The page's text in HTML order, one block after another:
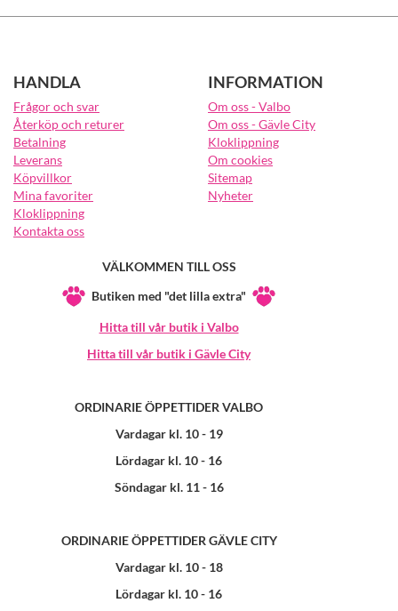
HANDLA
Frågor och svar
Återköp och returer
Betalning
Leverans
Köpvillkor
Mina favoriter
Kloklippning
Kontakta oss
INFORMATION
Om oss - Valbo
Om oss - Gävle City
Kloklippning
Om cookies
Sitemap
Nyheter
VÄLKOMMEN TILL OSS
Butiken med "det lilla extra"
Hitta till vår butik i Valbo
Hitta till vår butik i Gävle City
ORDINARIE ÖPPETTIDER VALBO
Vardagar kl. 10 - 19
Lördagar kl. 10 - 16
Söndagar kl. 11 - 16
ORDINARIE ÖPPETTIDER GÄVLE CITY
Vardagar kl. 10 - 18
Lördagar kl. 10 - 16